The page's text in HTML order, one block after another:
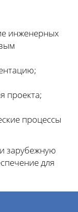
инженерных
проекта;
процессы
зарубежную
для